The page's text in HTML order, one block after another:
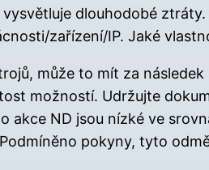
dlouhodobé
zařízení/IP. Jaké
může to mít za
možností. Udržujte
akce ND jsou nízké ve
pokyny, tyto